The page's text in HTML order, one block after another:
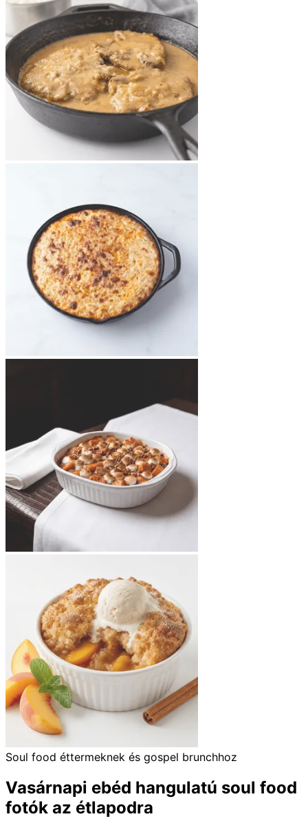
Soul food éttermeknek és gospel brunchhoz
Vasárnapi ebéd hangulatú soul food
fotók az étlapodra